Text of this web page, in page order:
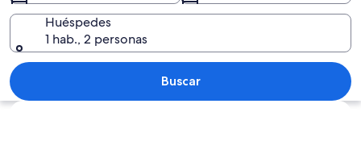
Huéspedes
1 hab., 2 personas
Buscar
Explorar mapa